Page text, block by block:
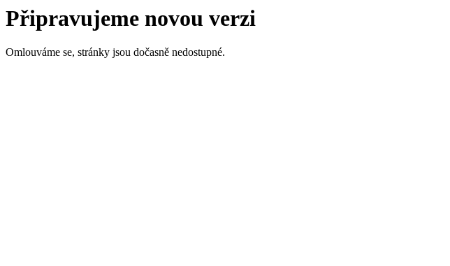
Připravujeme novou verzi
Omlouváme se, stránky jsou dočasně nedostupné.